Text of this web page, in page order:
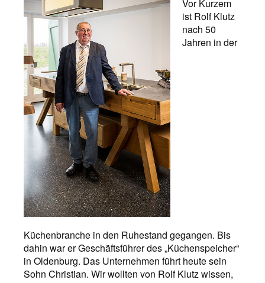
Vor Kurzem
ist Rolf Klutz
nach 50
Jahren in der
Küchenbranche in den Ruhestand gegangen. Bis
dahin war er Geschäftsführer des „Küchenspeicher“
in Oldenburg. Das Unternehmen führt heute sein
Sohn Christian. Wir wollten von Rolf Klutz wissen,